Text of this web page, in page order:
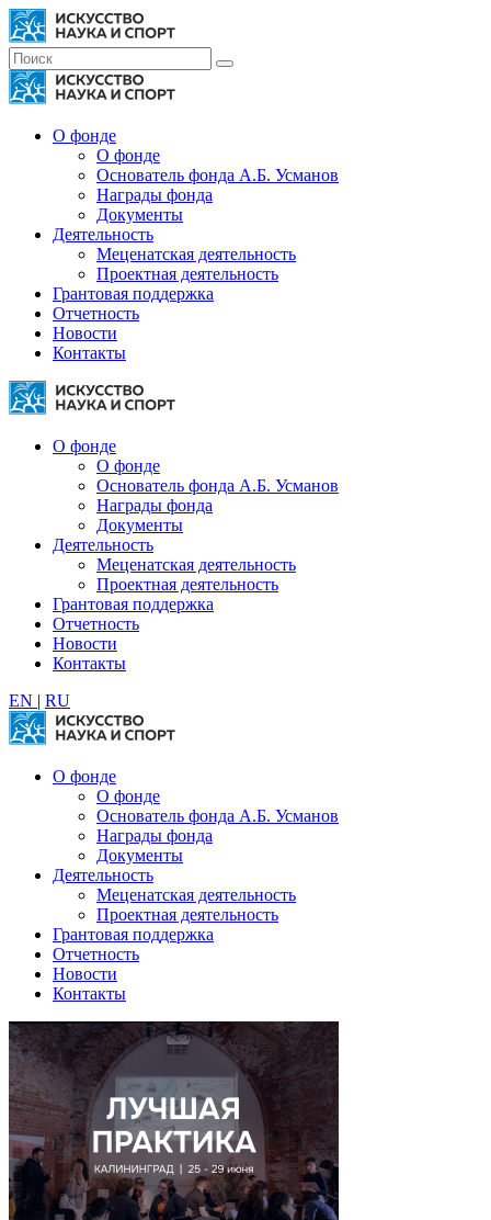
О фонде
О фонде
Основатель фонда А.Б. Усманов
Награды фонда
Документы
Деятельность
Меценатская деятельность
Проектная деятельность
Грантовая поддержка
Отчетность
Новости
Контакты
О фонде
О фонде
Основатель фонда А.Б. Усманов
Награды фонда
Документы
Деятельность
Меценатская деятельность
Проектная деятельность
Грантовая поддержка
Отчетность
Новости
Контакты
EN | RU
О фонде
О фонде
Основатель фонда А.Б. Усманов
Награды фонда
Документы
Деятельность
Меценатская деятельность
Проектная деятельность
Грантовая поддержка
Отчетность
Новости
Контакты